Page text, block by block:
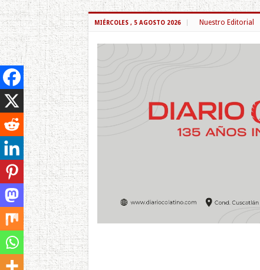
MIÉRCOLES , 5 AGOSTO 2026 Nuestro Editorial